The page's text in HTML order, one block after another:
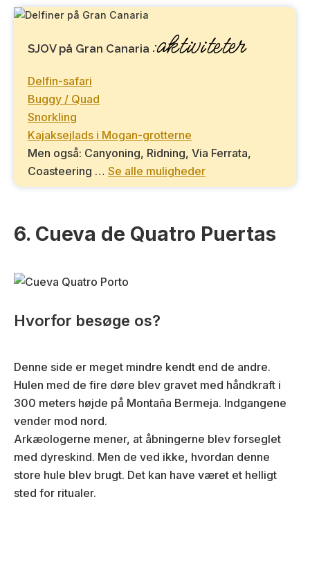
SJOV på Gran Canaria :aktiviteter
Delfin-safari
Buggy / Quad
Snorkling
Kajaksejlads i Mogan-grotterne
Men også: Canyoning, Ridning, Via Ferrata,
Coasteering … Se alle muligheder
6. Cueva de Quatro Puertas
Hvorfor besøge os?
Denne side er meget mindre kendt end de andre.
Hulen med de fire døre blev gravet med håndkraft i
300 meters højde på Montaña Bermeja. Indgangene
vender mod nord.
Arkæologerne mener, at åbningerne blev forseglet
med dyreskind. Men de ved ikke, hvordan denne
store hule blev brugt. Det kan have været et helligt
sted for ritualer.